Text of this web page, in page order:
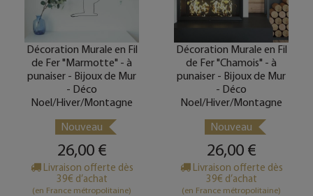
Décoration Murale en Fil
de Fer "Marmotte" - à
punaiser - Bijoux de Mur
- Déco
Noel/Hiver/Montagne
Nouveau
26,00 €
Livraison offerte dès
39€ d’achat
(en France métropolitaine)
Décoration Murale en Fil
de Fer "Chamois" - à
punaiser - Bijoux de Mur
- Déco
Noel/Hiver/Montagne
Nouveau
26,00 €
Livraison offerte dès
39€ d’achat
(en France métropolitaine)